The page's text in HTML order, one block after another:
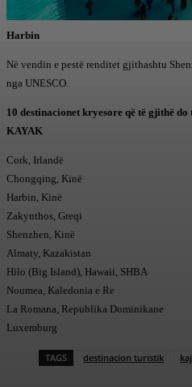
Harbin
Në vendin e pestë renditet gjithashtu
nga UNESCO.
10 destinacionet kryesore që të gjithë
KAYAK
Cork, Irlandë
Chongqing, Kinë
Harbin, Kinë
Zakynthos, Greqi
Shenzhen, Kinë
Almaty, Kazakistan
Hilo (Big Island), Hawaii, SHBA
Noumea, Kaledonia e Re
La Romana, Republika Dominikane
Luxemburg
TAGS destinacion turistik